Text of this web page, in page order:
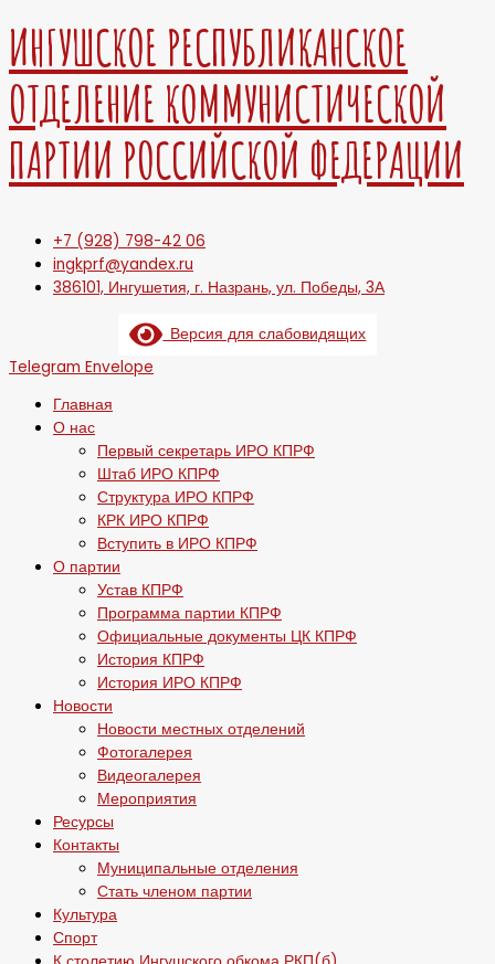
ИНГУШСКОЕ РЕСПУБЛИКАНСКОЕ
ОТДЕЛЕНИЕ КОММУНИСТИЧЕСКОЙ
ПАРТИИ РОССИЙСКОЙ ФЕДЕРАЦИИ
+7 (928) 798-42 06
ingkprf@yandex.ru
386101, Ингушетия, г. Назрань, ул. Победы, 3А
Версия для слабовидящих
Telegram Envelope
Главная
О нас
Первый секретарь ИРО КПРФ
Штаб ИРО КПРФ
Структура ИРО КПРФ
КРК ИРО КПРФ
Вступить в ИРО КПРФ
О партии
Устав КПРФ
Программа партии КПРФ
Официальные документы ЦК КПРФ
История КПРФ
История ИРО КПРФ
Новости
Новости местных отделений
Фотогалерея
Видеогалерея
Мероприятия
Ресурсы
Контакты
Муниципальные отделения
Стать членом партии
Культура
Спорт